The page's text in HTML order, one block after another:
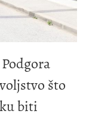
što
biti